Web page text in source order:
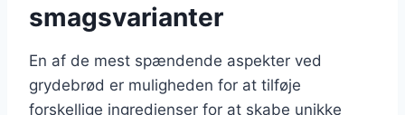
smagsvarianter
En af de mest spændende aspekter ved
grydebrød er muligheden for at tilføje
forskellige ingredienser for at skabe unikke